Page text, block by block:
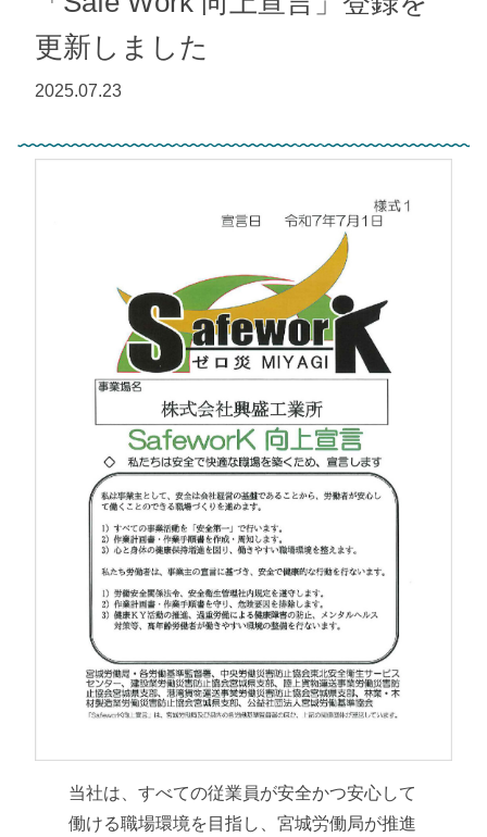
更新しました
2025.07.23
当社は、すべての従業員が安全かつ安心して
働ける職場環境を目指し、宮城労働局が推進